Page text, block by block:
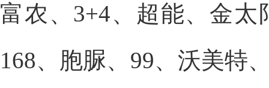
富农、3+4、超能、金
168、胞脲、99、沃美特